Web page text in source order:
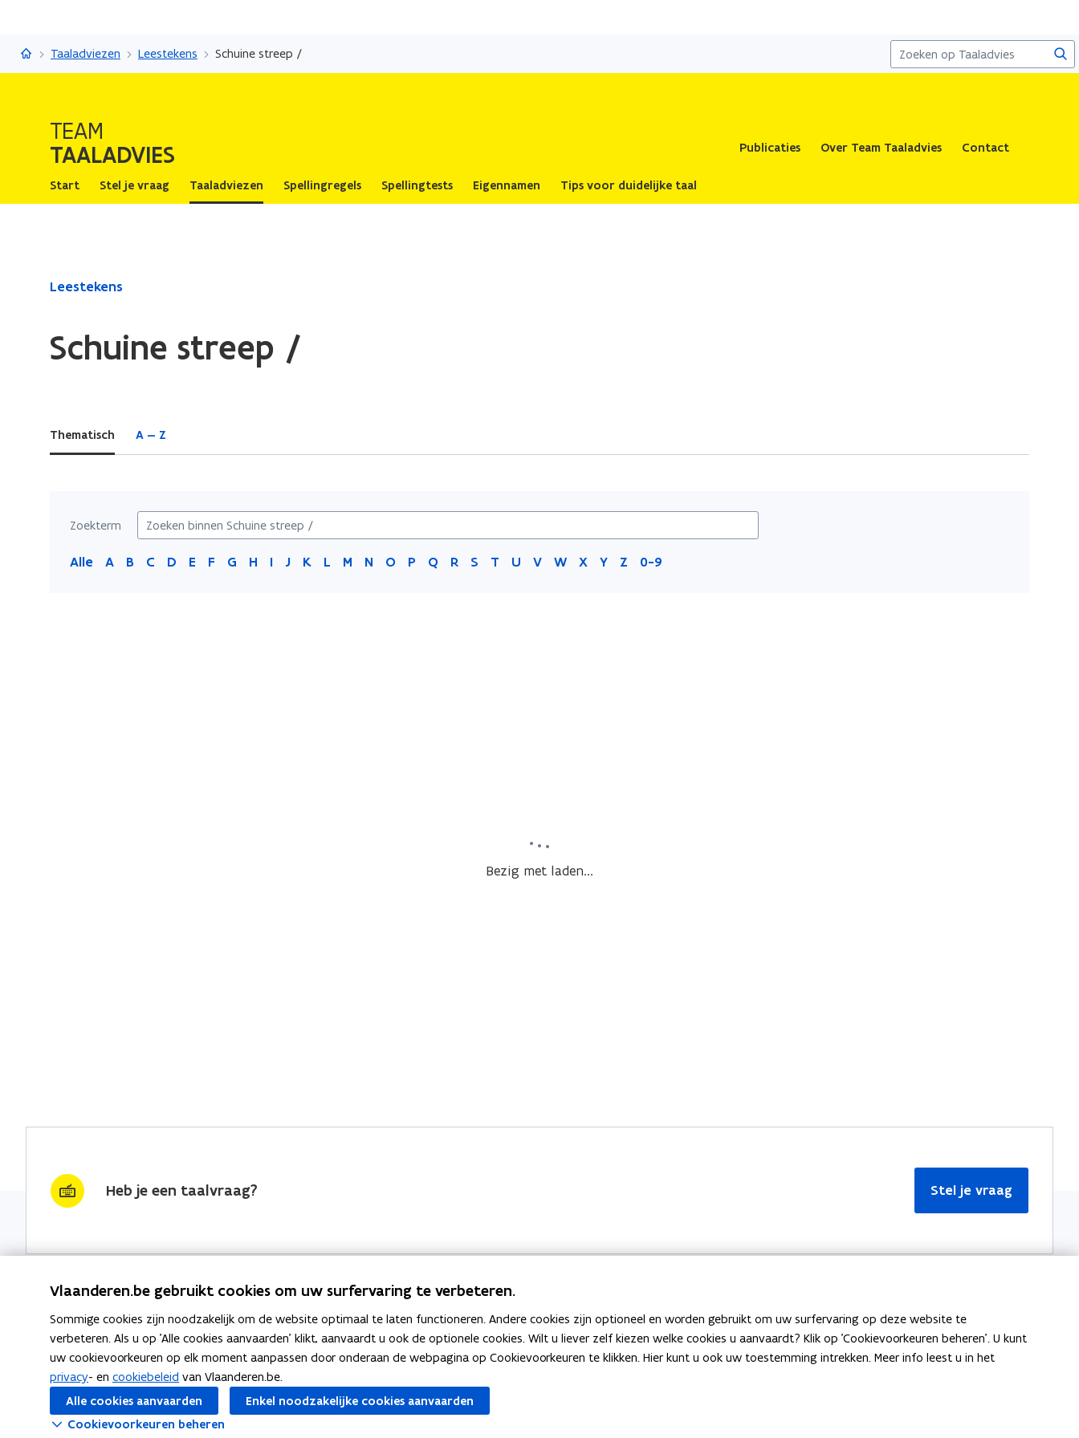
naar
TaaladviesTaaladviezen Leestekens Schuine streep /
TEAM
TAALADVIES Publicaties Over Team Taaladvies Contact
Start Stel je vraag Taaladviezen Spellingregels Spellingtests Eigennamen Tips voor duidelijke taal
Gedaan
Schuine
streep
Leestekens
Schuine streep /
Thematisch A — Z
Zoekterm
Alle A B C D E F G H I J K L M N O P Q R S T U V W X Y Z 0-9
Bezig met laden...
Heb je een taalvraag? Stel je vraag
Nieuwsbrief krijgen?
vraag & woord van de week
wekelijks in je mailbox
Schrijf je in
Thema's
Spellingregels
Bekijk ook Meer informatie
Over Team Taaladvies
Vlaanderen.be gebruikt cookies om uw surfervaring te verbeteren.
Sommige cookies zijn noodzakelijk om de website optimaal te laten functioneren. Andere cookies zijn optioneel en worden gebruikt om uw surfervaring op deze website te
verbeteren. Als u op 'Alle cookies aanvaarden' klikt, aanvaardt u ook de optionele cookies. Wilt u liever zelf kiezen welke cookies u aanvaardt? Klik op 'Cookievoorkeuren beheren'. U kunt
uw cookievoorkeuren op elk moment aanpassen door onderaan de webpagina op Cookievoorkeuren te klikken. Hier kunt u ook uw toestemming intrekken. Meer info leest u in het
privacy- en cookiebeleid van Vlaanderen.be.
Alle cookies aanvaarden
Enkel noodzakelijke cookies aanvaarden
Cookievoorkeuren beheren